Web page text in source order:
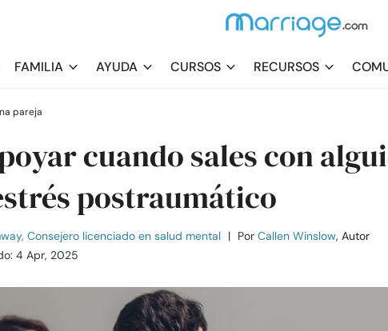
FAMILIA AYUDA CURSOS RECURSOS
pareja
cuando sales con
postraumático
Consejero licenciado en salud mental | Por Callen Winslow, Autor
4 Apr, 2025